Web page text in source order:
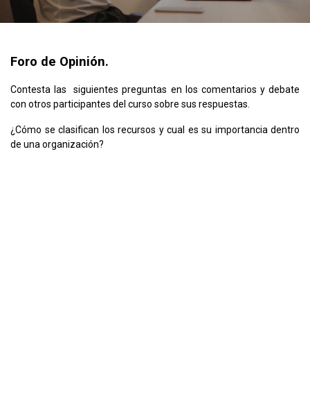
Foro de Opinión.
Contesta las siguientes preguntas en los comentarios y debate
con otros participantes del curso sobre sus respuestas.
¿Cómo se clasifican los recursos y cual es su importancia dentro
de una organización?